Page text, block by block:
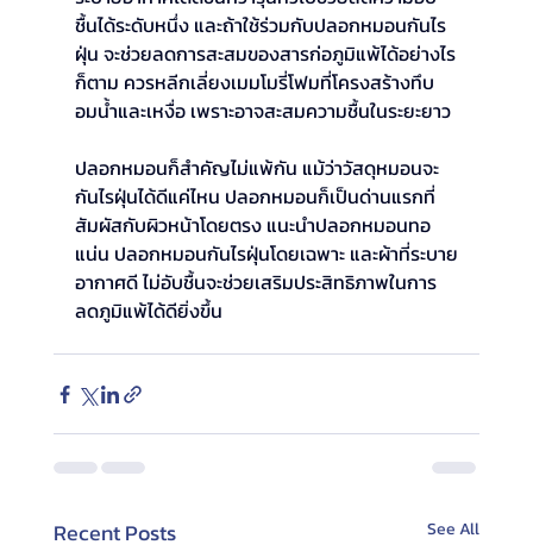
ชื้นได้ระดับหนึ่ง และถ้าใช้ร่วมกับปลอกหมอนกันไร
ฝุ่น จะช่วยลดการสะสมของสารก่อภูมิแพ้ได้อย่างไร
ก็ตาม ควรหลีกเลี่ยงเมมโมรี่โฟมที่โครงสร้างทึบ
อมน้ำและเหงื่อ เพราะอาจสะสมความชื้นในระยะยาว
ปลอกหมอนก็สำคัญไม่แพ้กัน แม้ว่าวัสดุหมอนจะ
กันไรฝุ่นได้ดีแค่ไหน ปลอกหมอนก็เป็นด่านแรกที่
สัมผัสกับผิวหน้าโดยตรง แนะนำปลอกหมอนทอ
แน่น ปลอกหมอนกันไรฝุ่นโดยเฉพาะ และผ้าที่ระบาย
อากาศดี ไม่อับชื้นจะช่วยเสริมประสิทธิภาพในการ
ลดภูมิแพ้ได้ดียิ่งขึ้น
Recent Posts See All